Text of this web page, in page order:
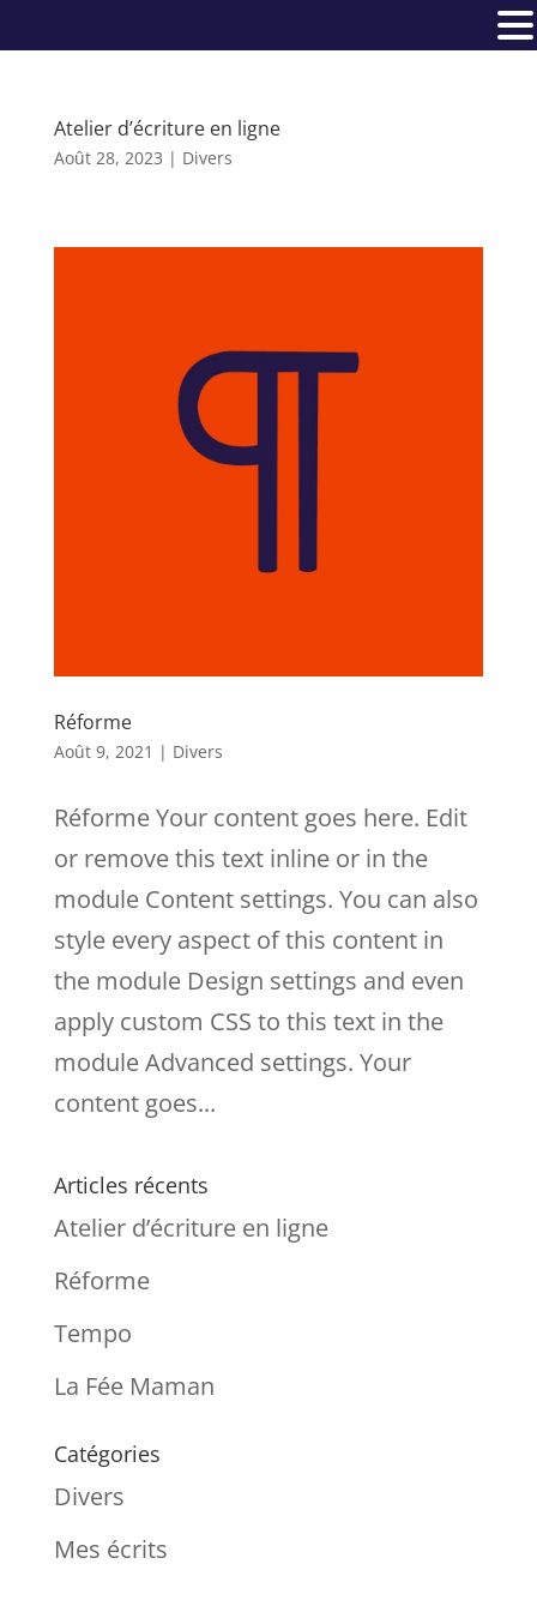
Atelier d’écriture en ligne
Août 28, 2023 | Divers
Réforme
Août 9, 2021 | Divers
Réforme Your content goes here. Edit
or remove this text inline or in the
module Content settings. You can also
style every aspect of this content in
the module Design settings and even
apply custom CSS to this text in the
module Advanced settings. Your
content goes...
Articles récents
Atelier d’écriture en ligne
Réforme
Tempo
La Fée Maman
Catégories
Divers
Mes écrits